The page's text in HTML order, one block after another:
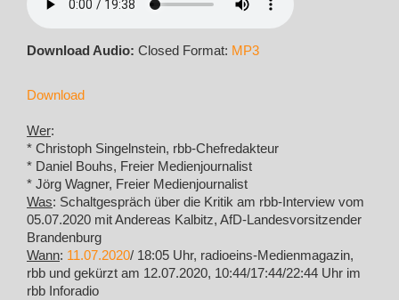
Download Audio: Closed Format: MP3
Download
Wer:
* Christoph Singelnstein, rbb-Chefredakteur
* Daniel Bouhs, Freier Medienjournalist
* Jörg Wagner, Freier Medienjournalist
Was: Schaltgespräch über die Kritik am rbb-Interview vom
05.07.2020 mit Andereas Kalbitz, AfD-Landesvorsitzender
Brandenburg
Wann: 11.07.2020/ 18:05 Uhr, radioeins-Medienmagazin,
rbb und gekürzt am 12.07.2020, 10:44/17:44/22:44 Uhr im
rbb Inforadio